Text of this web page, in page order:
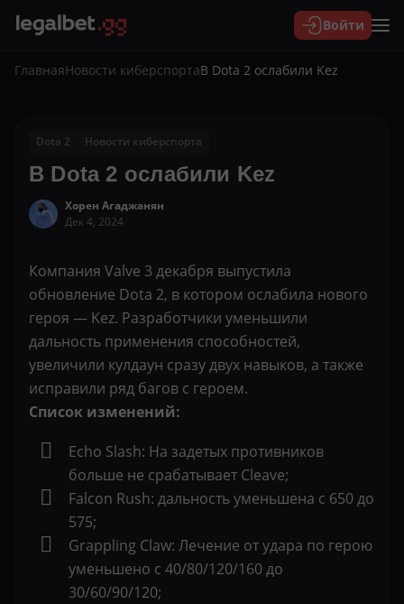
Войти
ГлавнаяНовости киберспортаВ Dota 2 ослабили Kez
Dota 2 Новости киберспорта
В Dota 2 ослабили Kez
Хорен Агаджанян
Дек 4, 2024
Компания Valve 3 декабря выпустила
обновление Dota 2, в котором ослабила нового
героя — Kez. Разработчики уменьшили
дальность применения способностей,
увеличили кулдаун сразу двух навыков, а также
исправили ряд багов с героем.
Список изменений:
Echo Slash: На задетых противников
больше не срабатывает Сleave;
Falcon Rush: дальность уменьшена с 650 до
575;
Grappling Claw: Лечение от удара по герою
уменьшено с 40/80/120/160 до
30/60/90/120;